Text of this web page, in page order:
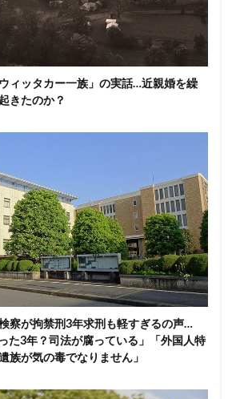
ィッタカー一族」の実話…近親婚を繰
きたのか？
察が拘禁刑3年求刑も軽すぎるの声…
た3年？司法が腐っている」「外国人特
族が気の毒でなりません」